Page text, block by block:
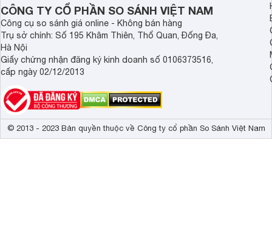
CÔNG TY CỔ PHẦN SO SÁNH VIỆT NAM
Công cụ so sánh giá online - Không bán hàng
Trụ sở chính: Số 195 Khâm Thiên, Thổ Quan, Đống Đa,
Hà Nội
Giấy chứng nhận đăng ký kinh doanh số 0106373516,
cấp ngày 02/12/2013
© 2013 - 2023 Bản quyền thuộc về Công ty cổ phần So Sánh Việt Nam